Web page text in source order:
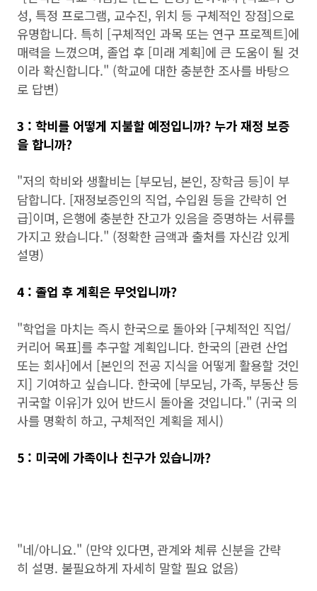
성, 특정 프로그램, 교수진, 위치 등 구체적인 장점]으로
유명합니다. 특히 [구체적인 과목 또는 연구 프로젝트]에
매력을 느꼈으며, 졸업 후 [미래 계획]에 큰 도움이 될 것
이라 확신합니다." (학교에 대한 충분한 조사를 바탕으
로 답변)
3 : 학비를 어떻게 지불할 예정입니까? 누가 재정 보증
을 합니까?
"저의 학비와 생활비는 [부모님, 본인, 장학금 등]이 부
담합니다. [재정보증인의 직업, 수입원 등을 간략히 언
급]이며, 은행에 충분한 잔고가 있음을 증명하는 서류를
가지고 왔습니다." (정확한 금액과 출처를 자신감 있게
설명)
4 : 졸업 후 계획은 무엇입니까?
"학업을 마치는 즉시 한국으로 돌아와 [구체적인 직업/
커리어 목표]를 추구할 계획입니다. 한국의 [관련 산업
또는 회사]에서 [본인의 전공 지식을 어떻게 활용할 것인
지] 기여하고 싶습니다. 한국에 [부모님, 가족, 부동산 등
귀국할 이유]가 있어 반드시 돌아올 것입니다." (귀국 의
사를 명확히 하고, 구체적인 계획을 제시)
5 : 미국에 가족이나 친구가 있습니까?
"네/아니요." (만약 있다면, 관계와 체류 신분을 간략
히 설명. 불필요하게 자세히 말할 필요 없음)